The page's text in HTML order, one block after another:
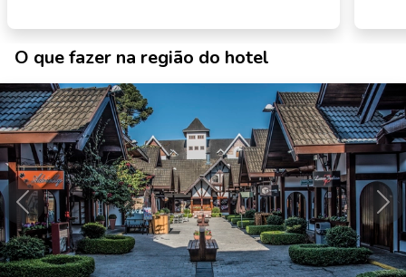
O que fazer na região do hotel
Anterior